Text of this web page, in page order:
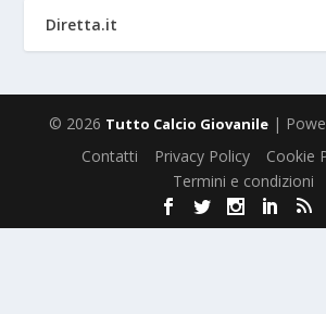
Diretta.it
© 2026 Tutto Calcio Giovanile |
Contatti Privacy Policy
Cookie
Termini e condizioni